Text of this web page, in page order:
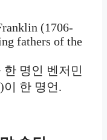
(1706-
fathers of the
명인 벤저민
이 한 명언.